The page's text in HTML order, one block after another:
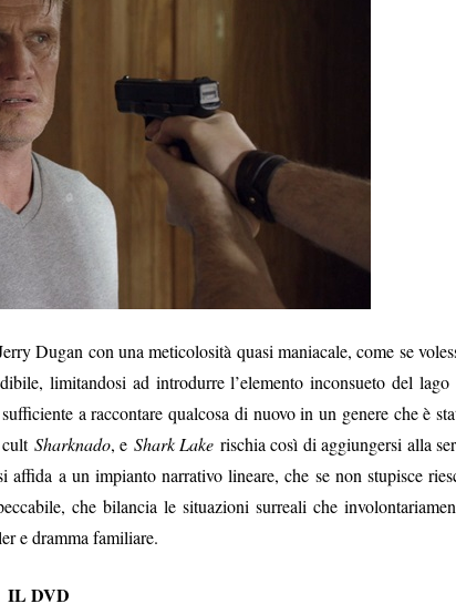
Dugan con una meticolosità quasi maniacale, come se
limitandosi ad introdurre l’elemento inconsueto del lago
a raccontare qualcosa di nuovo in un genere che è
Sharknado, e Shark Lake rischia così di aggiungersi alla
a un impianto narrativo lineare, che se non stupisce
che bilancia le situazioni surreali che
e dramma familiare.
IL DVD